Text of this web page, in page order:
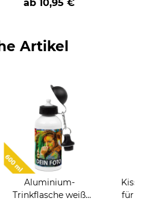
ab 10,95 €
Artikel
Aluminium-
Trinkflasche weiß
für